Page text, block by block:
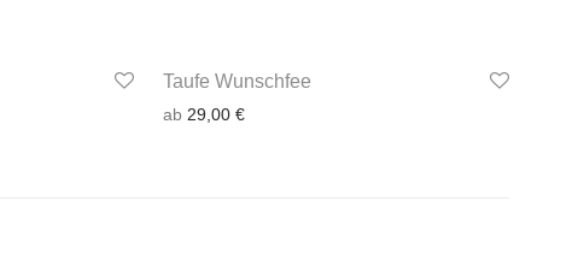
3-4 Werktage
Taufe Wunschfee
ab 29,00 €